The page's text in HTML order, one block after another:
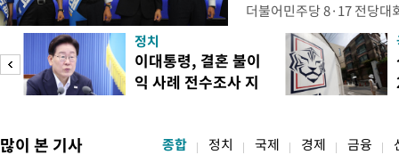
더불어민주당 8·17 전당대
보가 8일 제주·인천 지역
다. 앞서 정청래 후보 우세
·울산·경남 경선에서 1승
제주·인천 경선에서 이기
정치
이대통령, 결혼 불이
익 사례 전수조사 지
많이 본 기사 종합 정치 국제 경제 금융